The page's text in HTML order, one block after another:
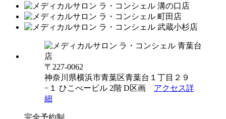
〒227-0062
神奈川県横浜市青葉区青葉台１丁目２９
−１ ひこべービル 2階 D区画 アクセス詳
細
完全予約制